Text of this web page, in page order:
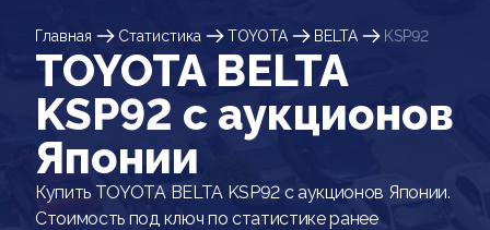
Главная Статистика TOYOTA BELTA KSP92
TOYOTA BELTA
KSP92 c аукционов
Японии
Купить TOYOTA BELTA KSP92 с аукционов Японии.
Стоимость под ключ по статистике ранее